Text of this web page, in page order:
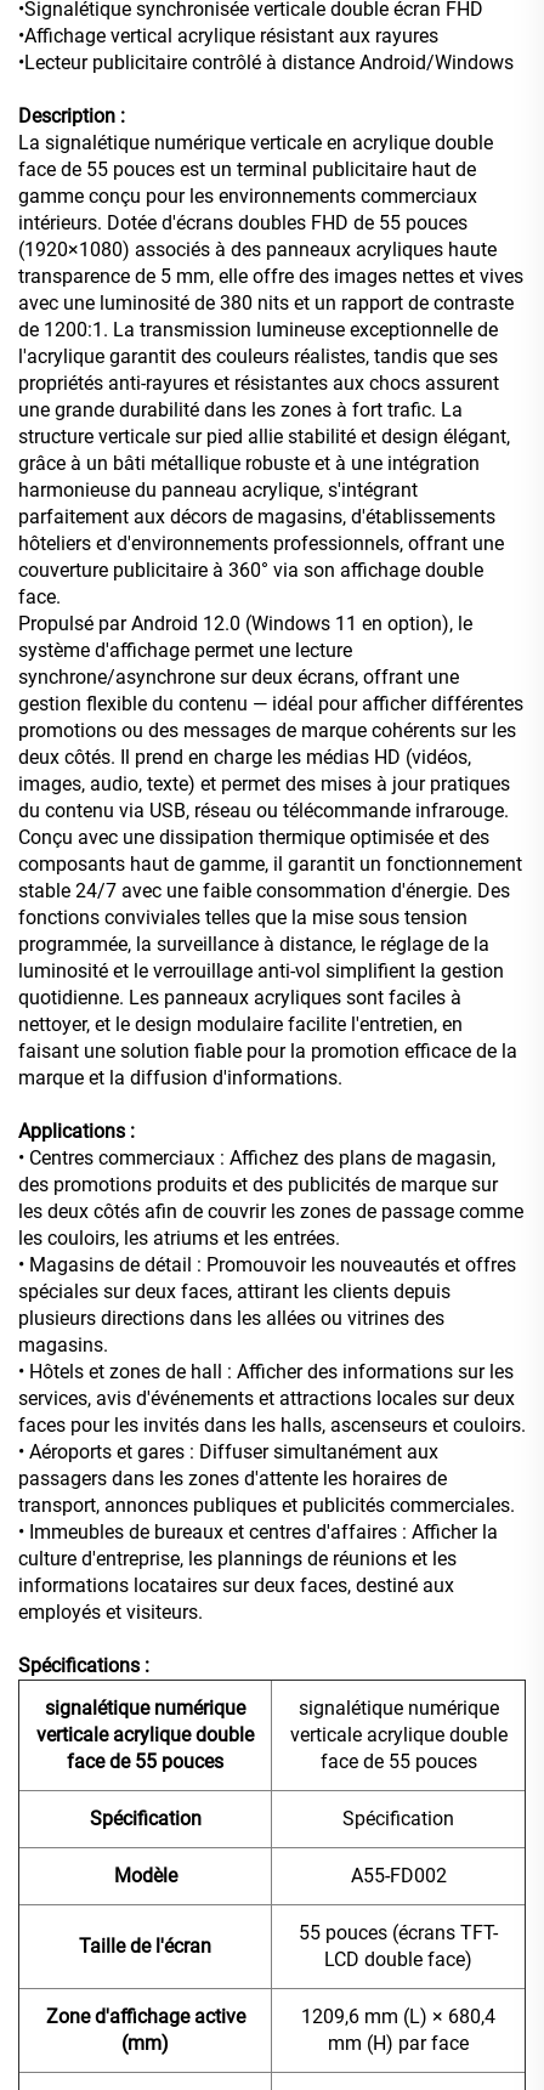
•Signalétique synchronisée verticale double écran FHD
•Affichage vertical acrylique résistant aux rayures
•Lecteur publicitaire contrôlé à distance Android/Windows
Description :
La signalétique numérique verticale en acrylique double
face de 55 pouces est un terminal publicitaire haut de
gamme conçu pour les environnements commerciaux
intérieurs. Dotée d'écrans doubles FHD de 55 pouces
(1920×1080) associés à des panneaux acryliques haute
transparence de 5 mm, elle offre des images nettes et vives
avec une luminosité de 380 nits et un rapport de contraste
de 1200:1. La transmission lumineuse exceptionnelle de
l'acrylique garantit des couleurs réalistes, tandis que ses
propriétés anti-rayures et résistantes aux chocs assurent
une grande durabilité dans les zones à fort trafic. La
structure verticale sur pied allie stabilité et design élégant,
grâce à un bâti métallique robuste et à une intégration
harmonieuse du panneau acrylique, s'intégrant
parfaitement aux décors de magasins, d'établissements
hôteliers et d'environnements professionnels, offrant une
couverture publicitaire à 360° via son affichage double
face.
Propulsé par Android 12.0 (Windows 11 en option), le
système d'affichage permet une lecture
synchrone/asynchrone sur deux écrans, offrant une
gestion flexible du contenu — idéal pour afficher différentes
promotions ou des messages de marque cohérents sur les
deux côtés. Il prend en charge les médias HD (vidéos,
images, audio, texte) et permet des mises à jour pratiques
du contenu via USB, réseau ou télécommande infrarouge.
Conçu avec une dissipation thermique optimisée et des
composants haut de gamme, il garantit un fonctionnement
stable 24/7 avec une faible consommation d'énergie. Des
fonctions conviviales telles que la mise sous tension
programmée, la surveillance à distance, le réglage de la
luminosité et le verrouillage anti-vol simplifient la gestion
quotidienne. Les panneaux acryliques sont faciles à
nettoyer, et le design modulaire facilite l'entretien, en
faisant une solution fiable pour la promotion efficace de la
marque et la diffusion d'informations.
Applications :
• Centres commerciaux : Affichez des plans de magasin,
des promotions produits et des publicités de marque sur
les deux côtés afin de couvrir les zones de passage comme
les couloirs, les atriums et les entrées.
• Magasins de détail : Promouvoir les nouveautés et offres
spéciales sur deux faces, attirant les clients depuis
plusieurs directions dans les allées ou vitrines des
magasins.
• Hôtels et zones de hall : Afficher des informations sur les
services, avis d'événements et attractions locales sur deux
faces pour les invités dans les halls, ascenseurs et couloirs.
• Aéroports et gares : Diffuser simultanément aux
passagers dans les zones d'attente les horaires de
transport, annonces publiques et publicités commerciales.
• Immeubles de bureaux et centres d'affaires : Afficher la
culture d'entreprise, les plannings de réunions et les
informations locataires sur deux faces, destiné aux
employés et visiteurs.
Spécifications :
signalétique numérique
verticale acrylique double
face de 55 pouces
signalétique numérique
verticale acrylique double
face de 55 pouces
Spécification Spécification
Modèle A55-FD002
Taille de l'écran
55 pouces (écrans TFT-
LCD double face)
Zone d'affichage active
(mm)
1209,6 mm (L) × 680,4
mm (H) par face